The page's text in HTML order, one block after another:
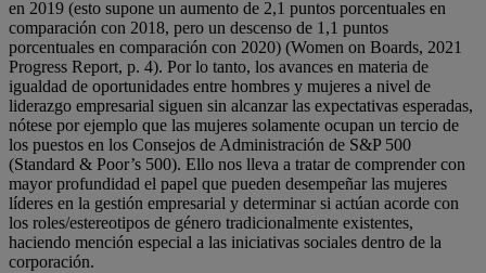
en 2019 (esto supone un aumento de 2,1 puntos porcentuales en
comparación con 2018, pero un descenso de 1,1 puntos
porcentuales en comparación con 2020) (Women on Boards, 2021
Progress Report, p. 4). Por lo tanto, los avances en materia de
igualdad de oportunidades entre hombres y mujeres a nivel de
liderazgo empresarial siguen sin alcanzar las expectativas esperadas,
nótese por ejemplo que las mujeres solamente ocupan un tercio de
los puestos en los Consejos de Administración de S&P 500
(Standard & Poor’s 500). Ello nos lleva a tratar de comprender con
mayor profundidad el papel que pueden desempeñar las mujeres
líderes en la gestión empresarial y determinar si actúan acorde con
los roles/estereotipos de género tradicionalmente existentes,
haciendo mención especial a las iniciativas sociales dentro de la
corporación.